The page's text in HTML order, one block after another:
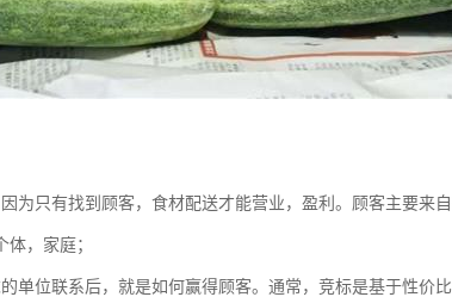
为只有找到顾客，食材配送才能营业，盈利。顾客主要来
，家庭；
单位联系后，就是如何赢得顾客。通常，竞标是基于性价